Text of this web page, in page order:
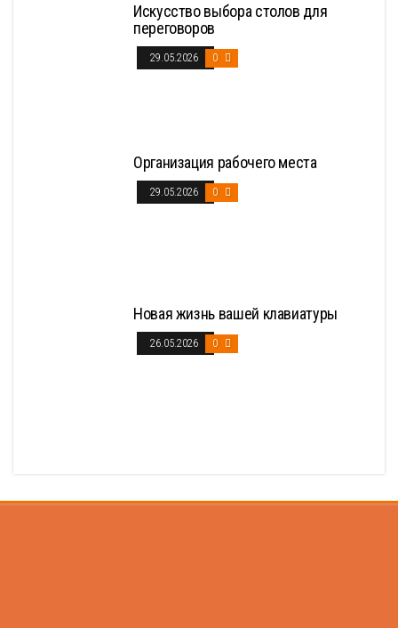
Искусство выбора столов для
переговоров
29.05.2026 0
Организация рабочего места
29.05.2026 0
Новая жизнь вашей клавиатуры
26.05.2026 0